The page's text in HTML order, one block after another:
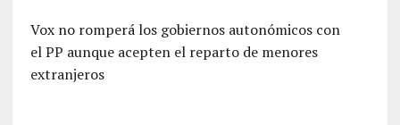
Vox no romperá los gobiernos autonómicos con
el PP aunque acepten el reparto de menores
extranjeros